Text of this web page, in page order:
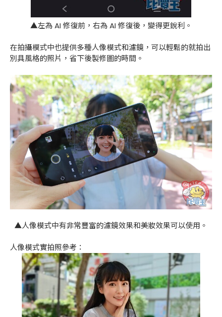
▲左為 AI 修復前，右為 AI 修復後，變得更銳利。
在拍攝模式中也提供多種人像模式和濾鏡，可以輕鬆的就拍出
別具風格的照片，省下後製修圖的時間。
▲人像模式中有非常豐富的濾鏡效果和美妝效果可以使用。
人像模式實拍照參考：